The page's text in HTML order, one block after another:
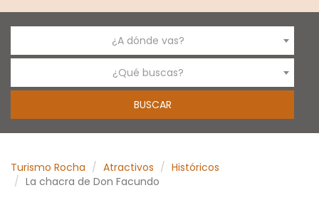
¿A dónde vas?
¿Qué buscas?
Turismo Rocha Atractivos
Históricos
La chacra de Don Facundo